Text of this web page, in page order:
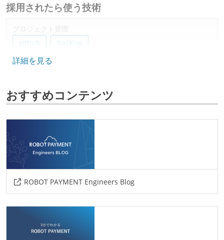
採用されたら使う技術
プロジェクト管理
github
backlog
情報共有ツール
その他
toggl
apache
aws-codedeploy
aws-codepipeline
codebuild
github-actions
photoshop
figma
docker-compose
aws-cloudwatch
aws-amplify
aws-ec2
aws-batch aws-waf
aws-s3
aws-alb
詳細を見る
おすすめコンテンツ
ROBOT PAYMENT Engineers Blog